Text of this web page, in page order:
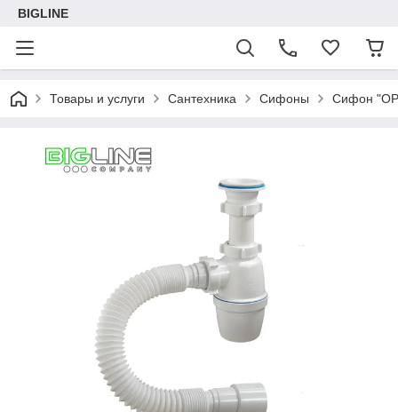
BIGLINE
Товары и услуги Сантехника Сифоны Сифон